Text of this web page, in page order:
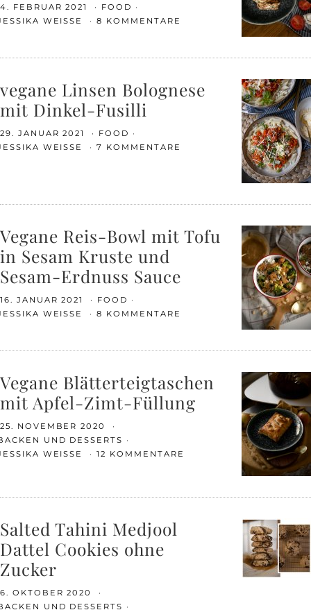
4. FEBRUAR 2021
FOOD
WEISSE
8 KOMMENTARE
vegane Linsen Bolognese
mit Dinkel-Fusilli
29. JANUAR 2021
FOOD
WEISSE
7 KOMMENTARE
Vegane Reis-Bowl mit Tofu
in Sesam Kruste und
Sesam-Erdnuss Sauce
16. JANUAR 2021
FOOD
WEISSE
8 KOMMENTARE
Vegane Blätterteigtaschen
mit Apfel-Zimt-Füllung
25. NOVEMBER 2020
UND DESSERTS
WEISSE
12 KOMMENTARE
Salted Tahini Medjool
Dattel Cookies ohne
Zucker
6. OKTOBER 2020
UND DESSERTS